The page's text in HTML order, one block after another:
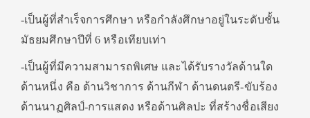
-เป็นผู้ที่สำเร็จการศึกษา หรือกำลังศึกษาอยู่ในระดับชั้น
มัธยมศึกษาปีที่ 6 หรือเทียบเท่า
-เป็นผู้ที่มีความสามารถพิเศษ และได้รับรางวัลด้านใด
ด้านหนึ่ง คือ ด้านวิชาการ ด้านกีฬา ด้านดนตรี-ขับร้อง
ด้านนาฏศิลป์-การแสดง หรือด้านศิลปะ ที่สร้างชื่อเสียง